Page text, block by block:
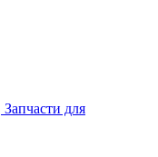
Запчасти для